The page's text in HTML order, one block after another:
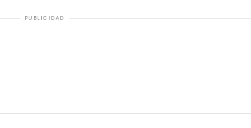
PUBLICIDAD